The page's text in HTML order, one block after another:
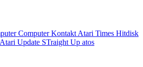
Computer Kontakt Atari Times Hitdisk
Atari Update STraight Up atos